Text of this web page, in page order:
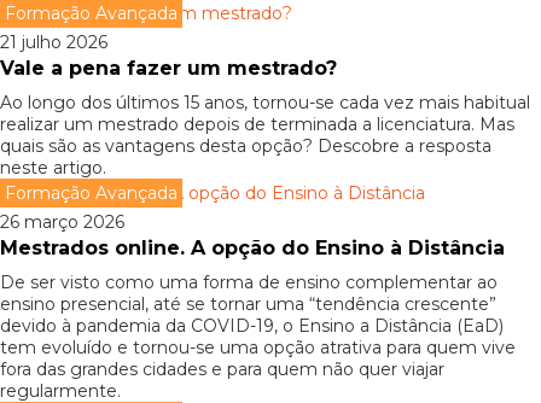
Formação Avançada
21 julho 2026
Vale a pena fazer um mestrado?
Ao longo dos últimos 15 anos, tornou-se cada vez mais habitual
realizar um mestrado depois de terminada a licenciatura. Mas
quais são as vantagens desta opção? Descobre a resposta
neste artigo.
Formação Avançada
26 março 2026
Mestrados online. A opção do Ensino à Distância
De ser visto como uma forma de ensino complementar ao
ensino presencial, até se tornar uma “tendência crescente”
devido à pandemia da COVID-19, o Ensino a Distância (EaD)
tem evoluído e tornou-se uma opção atrativa para quem vive
fora das grandes cidades e para quem não quer viajar
regularmente.